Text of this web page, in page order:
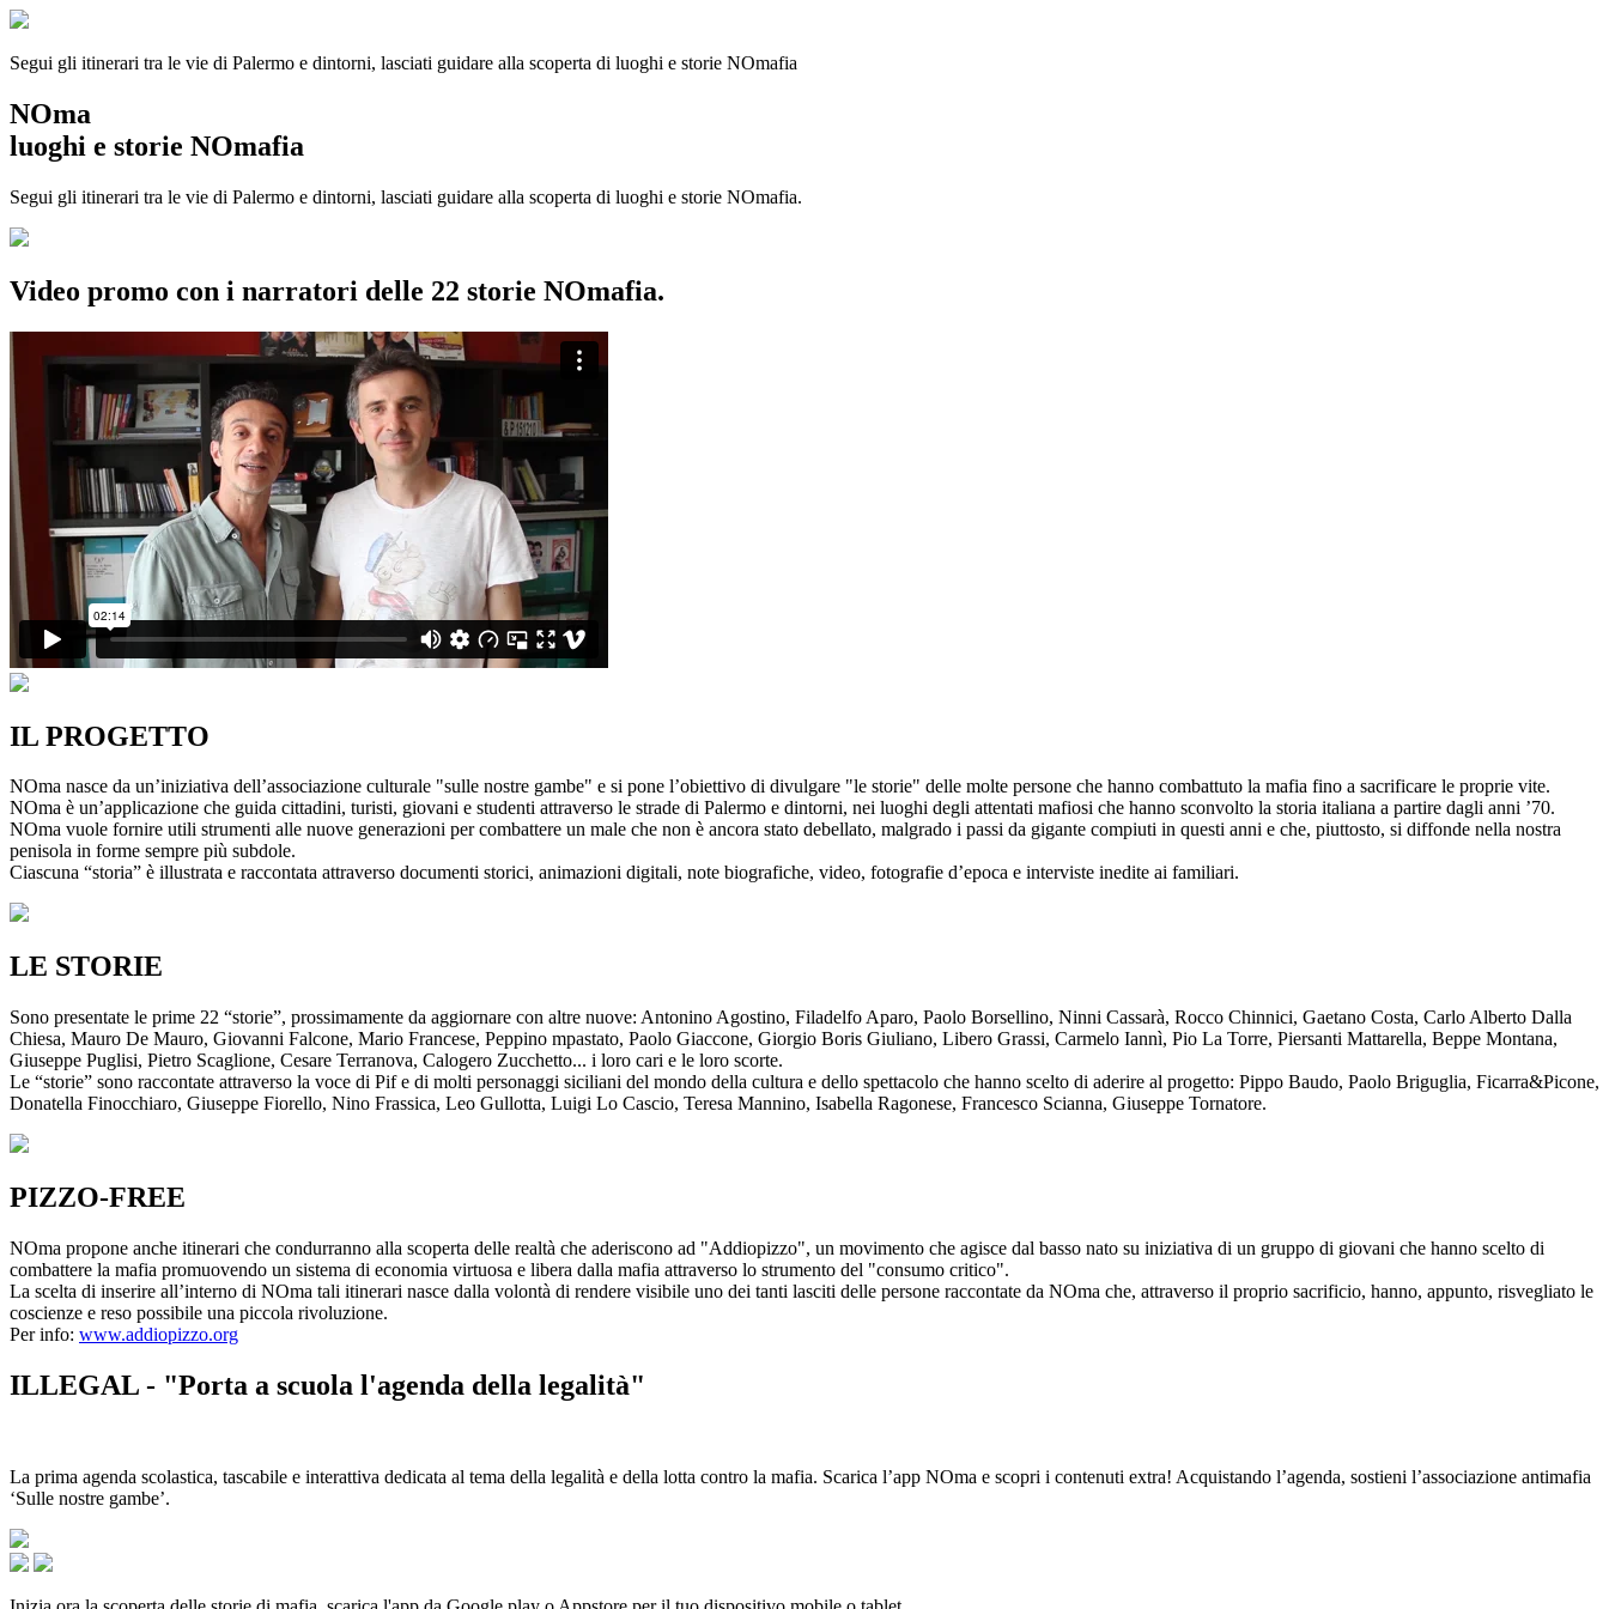
Segui gli itinerari tra le vie di Palermo e dintorni, lasciati guidare alla scoperta di luoghi e storie NOmafia
NOma
luoghi e storie NOmafia
Segui gli itinerari tra le vie di Palermo e dintorni, lasciati guidare alla scoperta di luoghi e storie NOmafia.
Video promo con i narratori delle 22 storie NOmafia.
IL PROGETTO
NOma nasce da un’iniziativa dell’associazione culturale "sulle nostre gambe" e si pone l’obiettivo di divulgare "le storie" delle molte persone che hanno combattuto la mafia fino a sacrificare le proprie vite.
NOma è un’applicazione che guida cittadini, turisti, giovani e studenti attraverso le strade di Palermo e dintorni, nei luoghi degli attentati mafiosi che hanno sconvolto la storia italiana a partire dagli anni ’70.
NOma vuole fornire utili strumenti alle nuove generazioni per combattere un male che non è ancora stato debellato, malgrado i passi da gigante compiuti in questi anni e che, piuttosto, si diffonde nella nostra
penisola in forme sempre più subdole.
Ciascuna “storia” è illustrata e raccontata attraverso documenti storici, animazioni digitali, note biografiche, video, fotografie d’epoca e interviste inedite ai familiari.
LE STORIE
Sono presentate le prime 22 “storie”, prossimamente da aggiornare con altre nuove: Antonino Agostino, Filadelfo Aparo, Paolo Borsellino, Ninni Cassarà, Rocco Chinnici, Gaetano Costa, Carlo Alberto Dalla
Chiesa, Mauro De Mauro, Giovanni Falcone, Mario Francese, Peppino mpastato, Paolo Giaccone, Giorgio Boris Giuliano, Libero Grassi, Carmelo Iannì, Pio La Torre, Piersanti Mattarella, Beppe Montana,
Giuseppe Puglisi, Pietro Scaglione, Cesare Terranova, Calogero Zucchetto... i loro cari e le loro scorte.
Le “storie” sono raccontate attraverso la voce di Pif e di molti personaggi siciliani del mondo della cultura e dello spettacolo che hanno scelto di aderire al progetto: Pippo Baudo, Paolo Briguglia, Ficarra&Picone,
Donatella Finocchiaro, Giuseppe Fiorello, Nino Frassica, Leo Gullotta, Luigi Lo Cascio, Teresa Mannino, Isabella Ragonese, Francesco Scianna, Giuseppe Tornatore.
PIZZO-FREE
NOma propone anche itinerari che condurranno alla scoperta delle realtà che aderiscono ad "Addiopizzo", un movimento che agisce dal basso nato su iniziativa di un gruppo di giovani che hanno scelto di
combattere la mafia promuovendo un sistema di economia virtuosa e libera dalla mafia attraverso lo strumento del "consumo critico".
La scelta di inserire all’interno di NOma tali itinerari nasce dalla volontà di rendere visibile uno dei tanti lasciti delle persone raccontate da NOma che, attraverso il proprio sacrificio, hanno, appunto, risvegliato le
coscienze e reso possibile una piccola rivoluzione.
Per info: www.addiopizzo.org
ILLEGAL - "Porta a scuola l'agenda della legalità"
La prima agenda scolastica, tascabile e interattiva dedicata al tema della legalità e della lotta contro la mafia. Scarica l’app NOma e scopri i contenuti extra! Acquistando l’agenda, sostieni l’associazione antimafia
‘Sulle nostre gambe’.